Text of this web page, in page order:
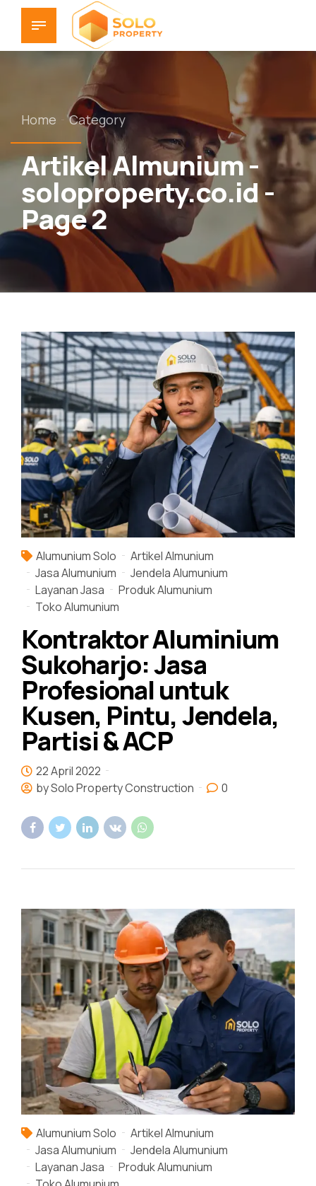
Home Category
Artikel Almunium -
soloproperty.co.id -
Page 2
Alumunium Solo
Artikel Almunium
Jasa Alumunium
Jendela Alumunium
Layanan Jasa
Produk Alumunium
Toko Alumunium
Kontraktor Aluminium
Sukoharjo: Jasa
Profesional untuk
Kusen, Pintu, Jendela,
Partisi & ACP
22 April 2022
by Solo Property Construction
0
Alumunium Solo
Artikel Almunium
Jasa Alumunium
Jendela Alumunium
Layanan Jasa
Produk Alumunium